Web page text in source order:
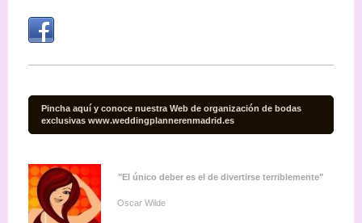
Pincha aquí y conoce nuestra Web de organización de bodas
exclusivas www.weddingplannerenmadrid.es
"El único deber es el de divertirse terriblemente"
Oscar Wilde